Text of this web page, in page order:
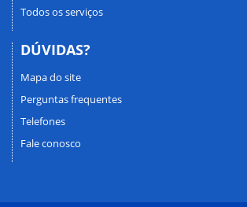
Todos os serviços
DÚVIDAS?
Mapa do site
Perguntas frequentes
Telefones
Fale conosco